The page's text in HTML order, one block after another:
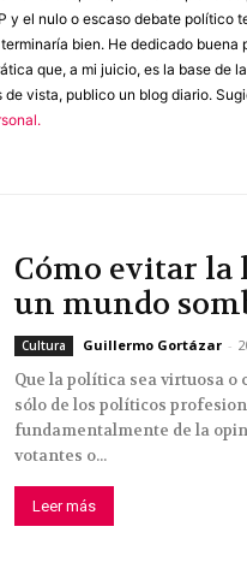
y el nulo o escaso debate político
bien. He dedicado buena
que, a mi juicio, es la base de
vista, publico un blog diario.
Cómo evitar la
un mundo
Cultura Guillermo Gortázar -
Que la política sea virtuosa o
sólo de los políticos
fundamentalmente de la
votantes o...
Leer más